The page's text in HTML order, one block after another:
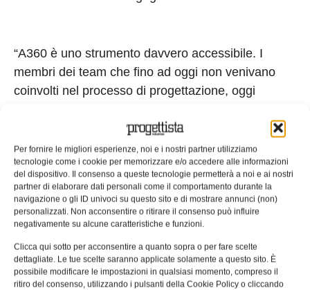
Per fornire le migliori esperienze, noi e i nostri partner utilizziamo
tecnologie come i cookie per memorizzare e/o accedere alle informazioni
del dispositivo. Il consenso a queste tecnologie permetterà a noi e ai nostri
partner di elaborare dati personali come il comportamento durante la
navigazione o gli ID univoci su questo sito e di mostrare annunci (non)
personalizzati. Non acconsentire o ritirare il consenso può influire
negativamente su alcune caratteristiche e funzioni.
Clicca qui sotto per acconsentire a quanto sopra o per fare scelte
dettagliate. Le tue scelte saranno applicate solamente a questo sito. È
possibile modificare le impostazioni in qualsiasi momento, compreso il
ritiro del consenso, utilizzando i pulsanti della Cookie Policy o cliccando
“A360 è uno strumento davvero accessibile. I
membri dei team che fino ad oggi non venivano
coinvolti nel processo di progettazione, oggi
permettendoci in questo modo di ampliare le
competenze del team”, ha commentato Calvin
Domenico III, presidente di DGF Technologies, una
società di consulenza con sede nel Massachusetts
che fornisce servizi di ingegneristica in diversi
campi. “Inoltre, avere un pacchetto CAD/CAM
integrato con Fusion 360 ci permette di operare su
una singola piattaforma e di agire rapidamente. E
questo è esattamente ciò di cui avevamo bisogno”.